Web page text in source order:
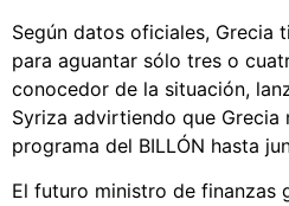
Según datos oficiales, Grecia
para aguantar sólo tres o
conocedor de la situación,
Syriza advirtiendo que Grecia
programa del BILLÓN hasta
El futuro ministro de finanzas